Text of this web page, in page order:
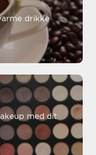
drikke
med dit